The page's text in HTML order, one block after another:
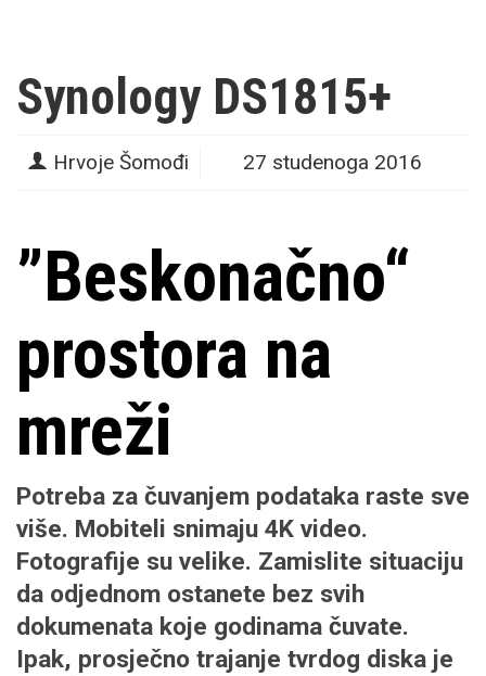
Synology DS1815+
Hrvoje Šomođi 27 studenoga 2016
”Beskonačno“
prostora na
mreži
Potreba za čuvanjem podataka raste sve
više. Mobiteli snimaju 4K video.
Fotografije su velike. Zamislite situaciju
da odjednom ostanete bez svih
dokumenata koje godinama čuvate.
Ipak, prosječno trajanje tvrdog diska je